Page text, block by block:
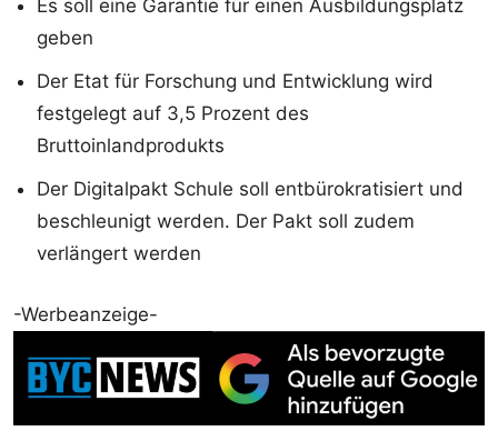
Es soll eine Garantie für einen Ausbildungsplatz
geben
Der Etat für Forschung und Entwicklung wird
festgelegt auf 3,5 Prozent des
Bruttoinlandprodukts
Der Digitalpakt Schule soll entbürokratisiert und
beschleunigt werden. Der Pakt soll zudem
verlängert werden
-Werbeanzeige-